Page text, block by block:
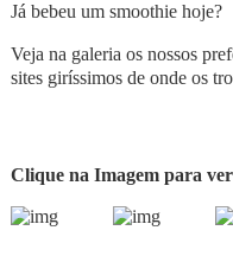
Já bebeu um smoothie hoje?
Veja na galeria os nossos
sites giríssimos de onde os
Clique na Imagem para